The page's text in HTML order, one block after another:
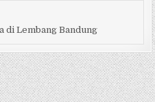
di Lembang Bandung